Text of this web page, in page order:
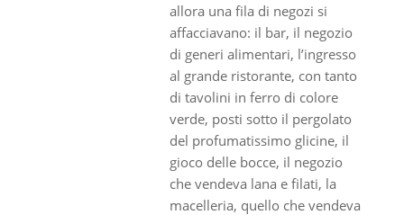
allora una fila di negozi si
affacciavano: il bar, il negozio
di generi alimentari, l’ingresso
al grande ristorante, con tanto
di tavolini in ferro di colore
verde, posti sotto il pergolato
del profumatissimo glicine, il
gioco delle bocce, il negozio
che vendeva lana e filati, la
macelleria, quello che vendeva